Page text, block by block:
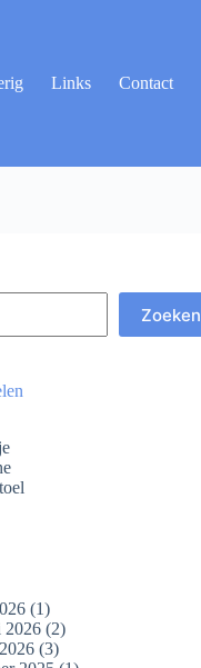
Links Contact
Zoeken
(1)
2026 (2)
(3)